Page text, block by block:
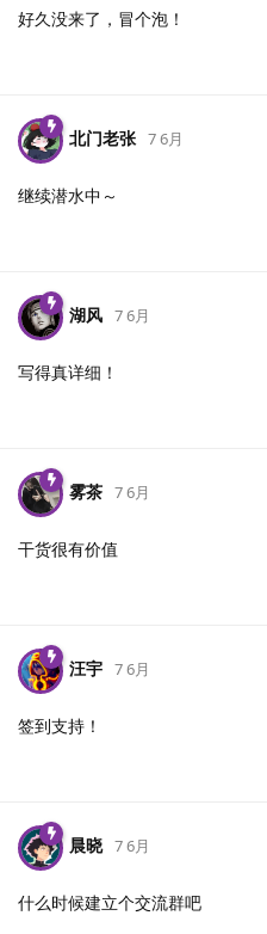
好久没来了，冒个泡！
北门老张 7 6月
继续潜水中～
湖风 7 6月
写得真详细！
雾茶 7 6月
干货很有价值
汪宇 7 6月
签到支持！
晨晓 7 6月
什么时候建立个交流群吧